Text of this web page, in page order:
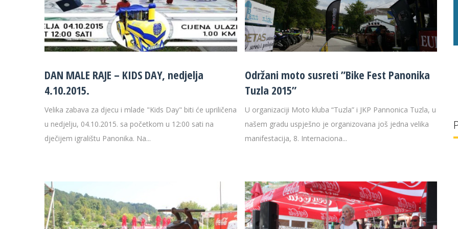
DAN MALE RAJE – KIDS DAY, nedjelja
4.10.2015.
Velika zabava za djecu i mlade "Kids Day" biti će upriličena
u nedjelju, 04.10.2015. sa početkom u 12:00 sati na
dječijem igralištu Panonika. Na...
Održani moto susreti ”Bike Fest Panonika
Tuzla 2015”
U organizaciji Moto kluba “Tuzla” i JKP Pannonica Tuzla, u
našem gradu uspješno je organizovana još jedna velika
manifestacija, 8. Internaciona...
29 °C 32 g/l 29 °C 32 g/l